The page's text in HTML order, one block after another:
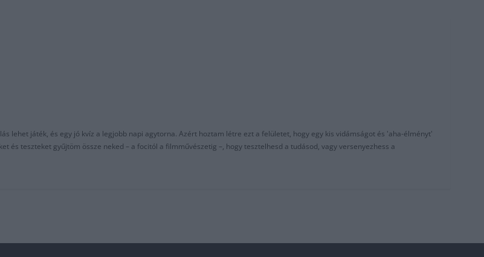
lehet játék, és egy jó kvíz a legjobb napi agytorna. Azért hoztam létre ezt a felületet, hogy egy kis vidámságot és 'aha-élményt'
és teszteket gyűjtöm össze neked – a focitól a filmművészetig –, hogy tesztelhesd a tudásod, vagy versenyezhess a